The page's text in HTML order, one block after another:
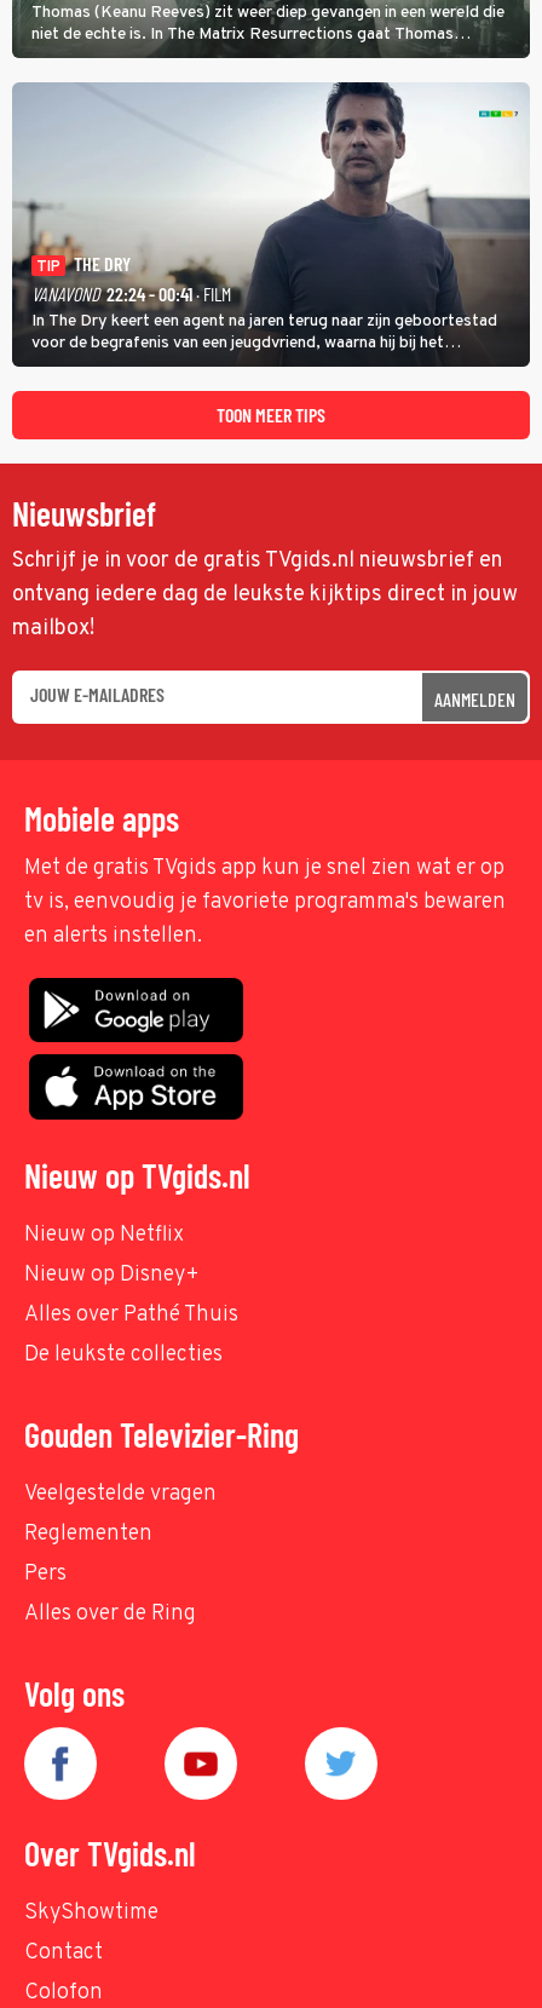
Thomas (Keanu Reeves) zit weer diep gevangen in een wereld die
niet de echte is. In The Matrix Resurrections gaat Thomas
proberen uit deze schijnwereld te ontsnappen.
TIP
THE DRY
VANAVOND 22:24 - 00:41· FILM
In The Dry keert een agent na jaren terug naar zijn geboortestad
voor de begrafenis van een jeugdvriend, waarna hij bij het
onderzoeken van diens dood een verband begint te vermoeden
met een oude zaak.
TOON MEER TIPS
Nieuwsbrief
Schrijf je in voor de gratis TVgids.nl nieuwsbrief en
ontvang iedere dag de leukste kijktips direct in jouw
mailbox!
AANMELDEN
Mobiele apps
Met de gratis TVgids app kun je snel zien wat er op
tv is, eenvoudig je favoriete programma's bewaren
en alerts instellen.
Nieuw op TVgids.nl
Nieuw op Netflix
Nieuw op Disney+
Alles over Pathé Thuis
De leukste collecties
Gouden Televizier-Ring
Veelgestelde vragen
Reglementen
Pers
Alles over de Ring
Volg ons
Over TVgids.nl
SkyShowtime
Contact
Colofon